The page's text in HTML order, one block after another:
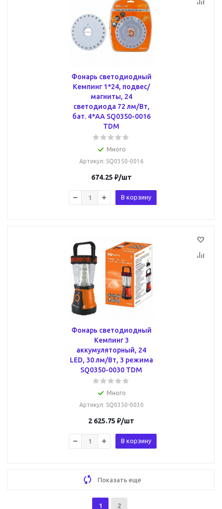
Фонарь светодиодный
Кемпинг 1*24, подвес/
магниты, 24
светодиода 72 лм/Вт,
бат. 4*АА SQ0350-0016
TDM
Много
Артикул: SQ0350-0016
674.25 ₽/шт
В корзину
Фонарь светодиодный
Кемпинг 3
аккумуляторный, 24
LED, 30 лм/Вт, 3 режима
SQ0350-0030 TDM
Много
Артикул: SQ0350-0030
2 625.75 ₽/шт
В корзину
Показать еще
1 2